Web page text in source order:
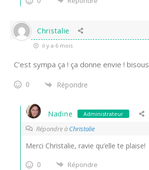
Christalie
il y a 6 mois
C’est sympa ça ! ça donne envie ! bisous
0 Répondre
Nadine Administrateur
Répondre à Christalie
Merci Christalie, ravie qu’elle te plaise!
0
Répondre